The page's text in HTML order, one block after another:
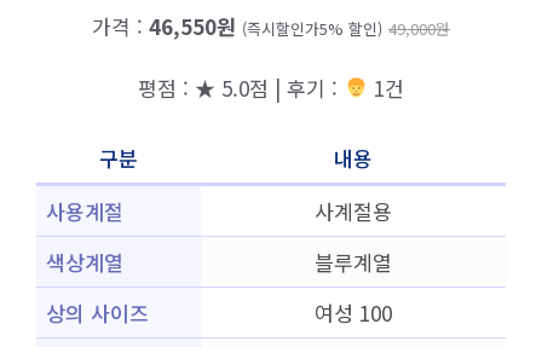
가격 : 46,550원 (즉시할인가5% 할인) 49,000원
평점 : ★ 5.0점 | 후기 : 1건
구분
내용
사용계절
사계절용
색상계열
블루계열
상의 사이즈
여성 100